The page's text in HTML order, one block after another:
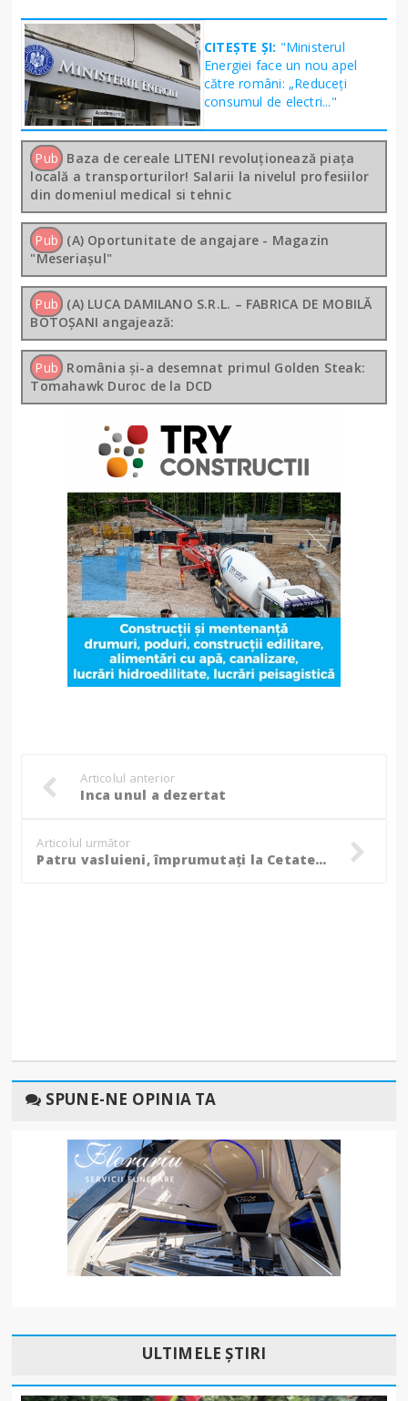
CITEȘTE ȘI: "Ministerul
Energiei face un nou apel
către români: „Reduceți
consumul de electri..."
Pub Baza de cereale LITENI revoluționează piața
locală a transporturilor! Salarii la nivelul profesiilor
din domeniul medical si tehnic
Pub (A) Oportunitate de angajare - Magazin
"Meseriașul"
Pub (A) LUCA DAMILANO S.R.L. – FABRICA DE MOBILĂ
BOTOȘANI angajează:
Pub România și-a desemnat primul Golden Steak:
Tomahawk Duroc de la DCD
Articolul anterior
Inca unul a dezertat
Articolul următor
Patru vasluieni, împrumutaţi la Cetatea Suceava
SPUNE-NE OPINIA TA
ULTIMELE ȘTIRI